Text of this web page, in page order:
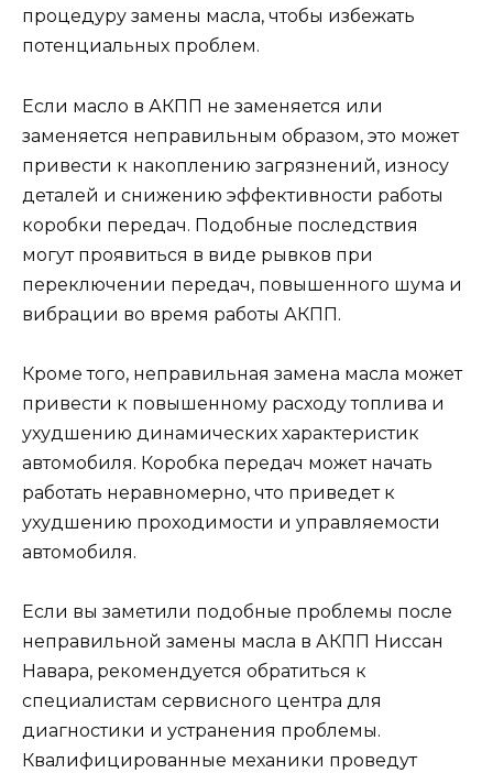
процедуру замены масла, чтобы избежать
потенциальных проблем.
Если масло в АКПП не заменяется или
заменяется неправильным образом, это может
привести к накоплению загрязнений, износу
деталей и снижению эффективности работы
коробки передач. Подобные последствия
могут проявиться в виде рывков при
переключении передач, повышенного шума и
вибрации во время работы АКПП.
Кроме того, неправильная замена масла может
привести к повышенному расходу топлива и
ухудшению динамических характеристик
автомобиля. Коробка передач может начать
работать неравномерно, что приведет к
ухудшению проходимости и управляемости
автомобиля.
Если вы заметили подобные проблемы после
неправильной замены масла в АКПП Ниссан
Навара, рекомендуется обратиться к
специалистам сервисного центра для
диагностики и устранения проблемы.
Квалифицированные механики проведут